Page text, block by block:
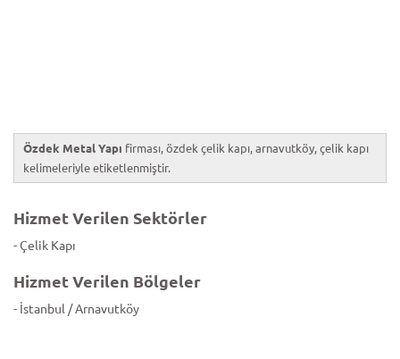
Özdek Metal Yapı firması, özdek çelik kapı, arnavutköy, çelik kapı
kelimeleriyle etiketlenmiştir.
Hizmet Verilen Sektörler
- Çelik Kapı
Hizmet Verilen Bölgeler
- İstanbul / Arnavutköy